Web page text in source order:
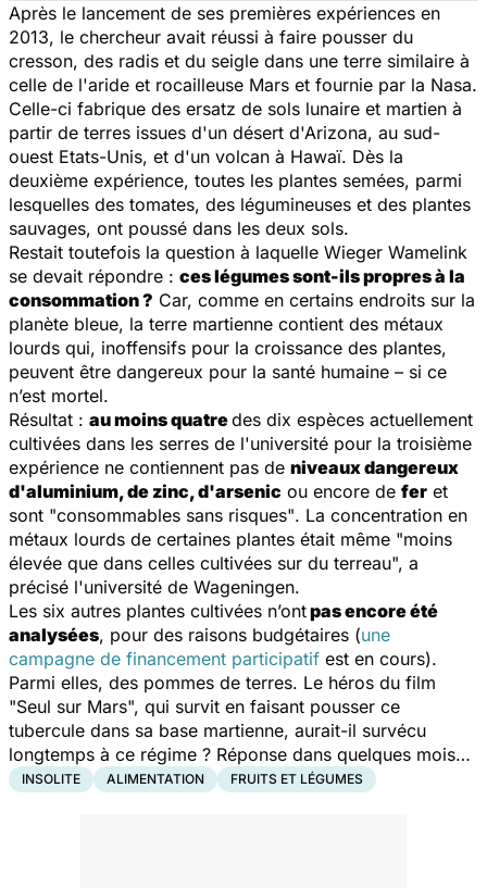
Après le lancement de ses premières expériences en
2013, le chercheur avait réussi à faire pousser du
cresson, des radis et du seigle dans une terre similaire à
celle de l'aride et rocailleuse Mars et fournie par la Nasa.
Celle-ci fabrique des ersatz de sols lunaire et martien à
partir de terres issues d'un désert d'Arizona, au sud-
ouest Etats-Unis, et d'un volcan à Hawaï. Dès la
deuxième expérience, toutes les plantes semées, parmi
lesquelles des tomates, des légumineuses et des plantes
sauvages, ont poussé dans les deux sols.
Restait toutefois la question à laquelle Wieger Wamelink
se devait répondre : ces légumes sont-ils propres à la
consommation ? Car, comme en certains endroits sur la
planète bleue, la terre martienne contient des métaux
lourds qui, inoffensifs pour la croissance des plantes,
peuvent être dangereux pour la santé humaine – si ce
n’est mortel.
Résultat : au moins quatredes dix espèces actuellement
cultivées dans les serres de l'université pour la troisième
expérience ne contiennent pas de niveaux dangereux
d'aluminium, de zinc, d'arsenic ou encore de fer et
sont "consommables sans risques". La concentration en
métaux lourds de certaines plantes était même "moins
élevée que dans celles cultivées sur du terreau", a
précisé l'université de Wageningen.
Les six autres plantes cultivées n’ontpas encore été
analysées, pour des raisons budgétaires (une
campagne de financement participatif est en cours).
Parmi elles, des pommes de terres. Le héros du film
"Seul sur Mars", qui survit en faisant pousser ce
tubercule dans sa base martienne, aurait-il survécu
longtemps à ce régime ? Réponse dans quelques mois…
INSOLITE ALIMENTATION FRUITS ET LÉGUMES